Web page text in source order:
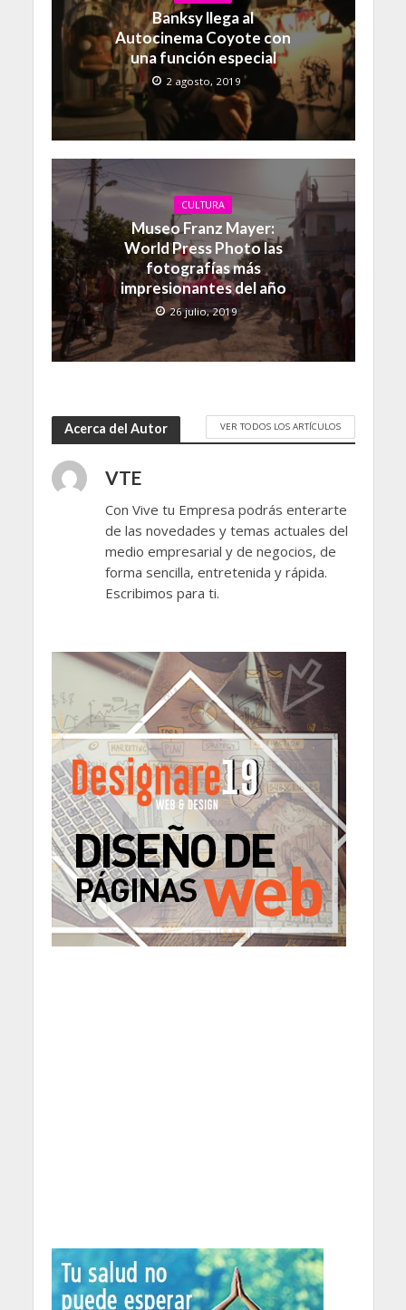
Banksy llega al
Autocinema Coyote con
una función especial
2 agosto, 2019
CULTURA
Museo Franz Mayer:
World Press Photo las
fotografías más
impresionantes del año
26 julio, 2019
Acerca del Autor VER TODOS LOS ARTÍCULOS
VTE
Con Vive tu Empresa podrás enterarte
de las novedades y temas actuales del
medio empresarial y de negocios, de
forma sencilla, entretenida y rápida.
Escribimos para ti.